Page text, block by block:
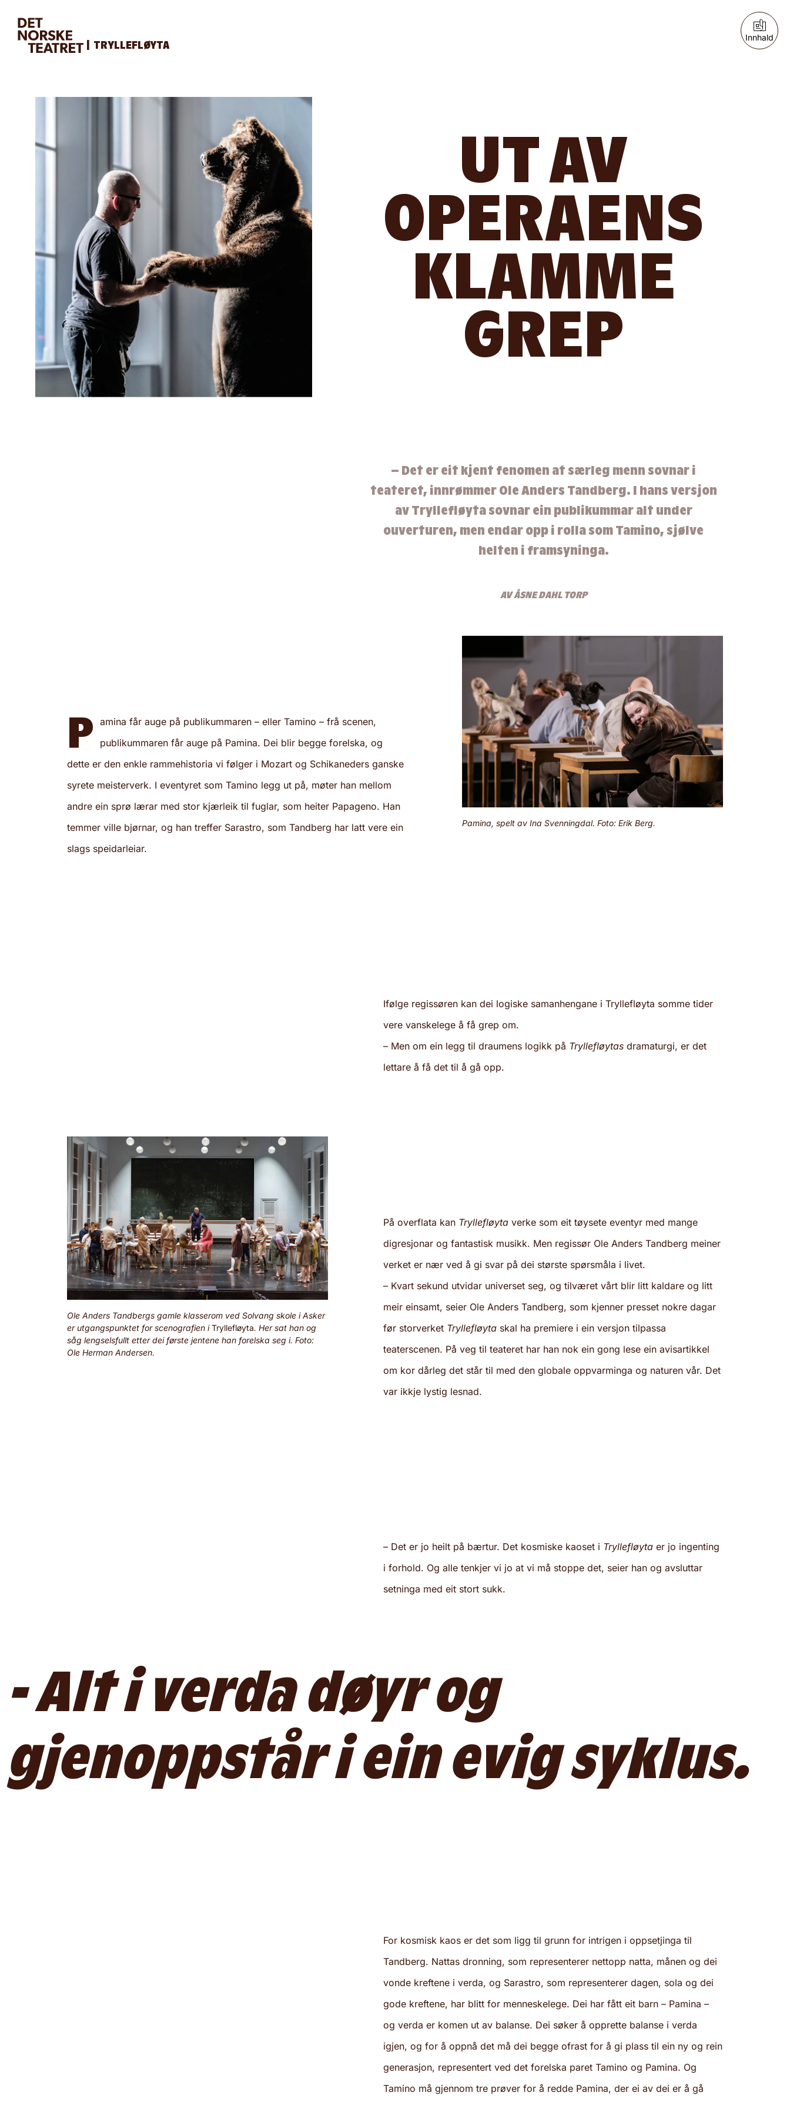
TRYLLEFLØYTA
Innhald
UT AV
OPERAENS
KLAMME
GREP
– Det er eit kjent fenomen at særleg menn sovnar i
teateret, innrømmer Ole Anders Tandberg. I hans versjon
av Tryllefløyta sovnar ein publikummar alt under
ouverturen, men endar opp i rolla som Tamino, sjølve
helten i framsyninga.
AV ÅSNE DAHL TORP
P
amina får auge på publikummaren – eller Tamino – frå scenen,
publikummaren får auge på Pamina. Dei blir begge forelska, og
dette er den enkle rammehistoria vi følger i Mozart og Schikaneders ganske
syrete meisterverk. I eventyret som Tamino legg ut på, møter han mellom
andre ein sprø lærar med stor kjærleik til fuglar, som heiter Papageno. Han
temmer ville bjørnar, og han treffer Sarastro, som Tandberg har latt vere ein
slags speidarleiar.
Pamina, spelt av Ina Svenningdal. Foto: Erik Berg.
Ifølge regissøren kan dei logiske samanhengane i Tryllefløyta somme tider
vere vanskelege å få grep om.
– Men om ein legg til draumens logikk på Tryllefløytas dramaturgi, er det
lettare å få det til å gå opp.
Ole Anders Tandbergs gamle klasserom ved Solvang skole i Asker
er utgangspunktet for scenografien iTryllefløyta. Her sat han og
såg lengselsfullt etter dei første jentene han forelska seg i. Foto:
Ole Herman Andersen.
På overflata kan Tryllefløyta verke som eit tøysete eventyr med mange
digresjonar og fantastisk musikk. Men regissør Ole Anders Tandberg meiner
verket er nær ved å gi svar på dei største spørsmåla i livet.
– Kvart sekund utvidar universet seg, og tilværet vårt blir litt kaldare og litt
meir einsamt, seier Ole Anders Tandberg, som kjenner presset nokre dagar
før storverket Tryllefløyta skal ha premiere i ein versjon tilpassa
teaterscenen. På veg til teateret har han nok ein gong lese ein avisartikkel
om kor dårleg det står til med den globale oppvarminga og naturen vår. Det
var ikkje lystig lesnad.
– Det er jo heilt på bærtur. Det kosmiske kaoset i Tryllefløyta er jo ingenting
i forhold. Og alle tenkjer vi jo at vi må stoppe det, seier han og avsluttar
setninga med eit stort sukk.
- Alt i verda døyr og
gjenoppstår i ein evig syklus.
For kosmisk kaos er det som ligg til grunn for intrigen i oppsetjinga til
Tandberg. Nattas dronning, som representerer nettopp natta, månen og dei
vonde kreftene i verda, og Sarastro, som representerer dagen, sola og dei
gode kreftene, har blitt for menneskelege. Dei har fått eit barn – Pamina –
og verda er komen ut av balanse. Dei søker å opprette balanse i verda
igjen, og for å oppnå det må dei begge ofrast for å gi plass til ein ny og rein
generasjon, representert ved det forelska paret Tamino og Pamina. Og
Tamino må gjennom tre prøver for å redde Pamina, der ei av dei er å gå